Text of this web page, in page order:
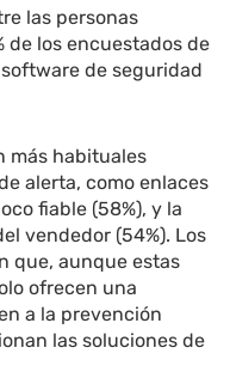
las personas
de los encuestados de
de seguridad
más habituales
alerta, como enlaces
fiable (58%), y la
vendedor (54%). Los
que, aunque estas
ofrecen una
a la prevención
las soluciones de